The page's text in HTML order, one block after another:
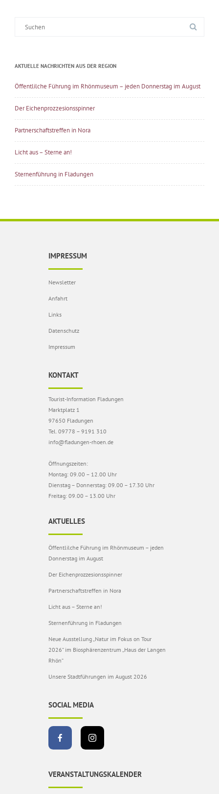
AKTUELLE NACHRICHTEN AUS DER REGION
Öffentlilche Führung im Rhönmuseum – jeden Donnerstag im August
Der Eichenprozzesionsspinner
Partnerschaftstreffen in Nora
Licht aus – Sterne an!
Sternenführung in Fladungen
IMPRESSUM
Newsletter
Anfahrt
Links
Datenschutz
Impressum
KONTAKT
Tourist-Information Fladungen
Marktplatz 1
97650 Fladungen
Tel. 09778 – 9191 310
info@fladungen-rhoen.de
Öffnungszeiten:
Montag: 09.00 – 12.00 Uhr
Dienstag – Donnerstag: 09.00 – 17.30 Uhr
Freitag: 09.00 – 13.00 Uhr
AKTUELLES
Öffentlilche Führung im Rhönmuseum – jeden
Donnerstag im August
Der Eichenprozzesionsspinner
Partnerschaftstreffen in Nora
Licht aus – Sterne an!
Sternenführung in Fladungen
Neue Ausstellung „Natur im Fokus on Tour
2026“ im Biosphärenzentrum „Haus der Langen
Rhön“
Unsere Stadtführungen im August 2026
SOCIAL MEDIA
VERANSTALTUNGSKALENDER